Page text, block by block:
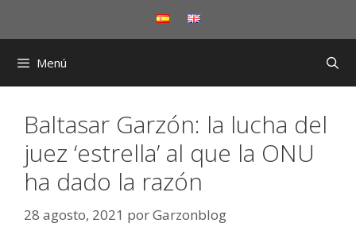
Menú
Baltasar Garzón: la lucha del
juez ‘estrella’ al que la ONU
ha dado la razón
28 agosto, 2021 porGarzonblog